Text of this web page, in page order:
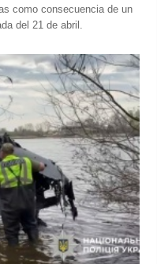
como consecuencia de un
del 21 de abril.